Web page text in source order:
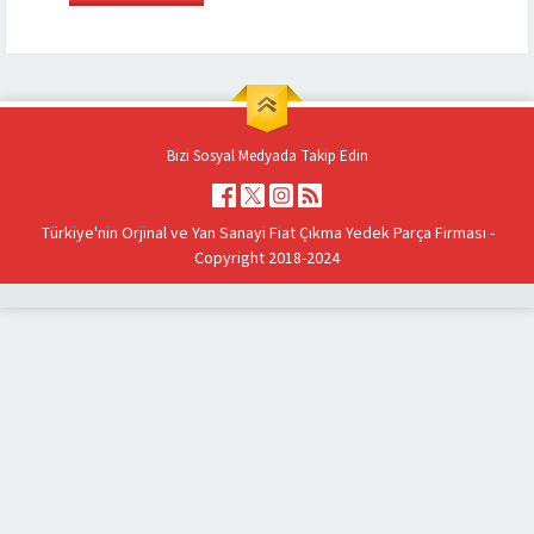
Bizi Sosyal Medyada Takip Edin
Türkiye'nin Orjinal ve Yan Sanayi Fiat Çıkma Yedek Parça Firması -
Copyright 2018-2024